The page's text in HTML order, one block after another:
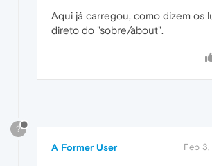
Aqui já carregou, como dizem os
direto do "sobre/about".
?
A Former User Feb 3,